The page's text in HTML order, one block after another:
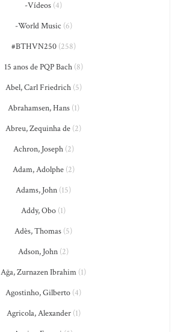
-Vídeos (4)
-World Music (6)
#BTHVN250(258)
15 anos de PQP Bach(8)
Abel, Carl Friedrich(5)
Abrahamsen, Hans(1)
Abreu, Zequinha de (2)
Achron, Joseph(2)
Adam, Adolphe(2)
Adams, John (15)
Addy, Obo (1)
Adès, Thomas (5)
Adson, John (2)
Ağa, Zurnazen Ibrahim (1)
Agostinho, Gilberto (4)
Agricola, Alexander(1)